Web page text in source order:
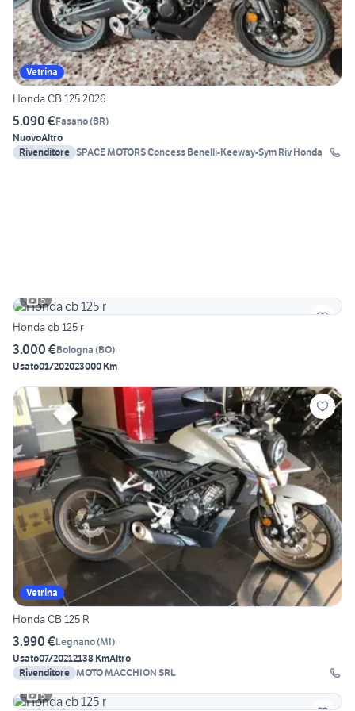
Vetrina
Honda CB 125 2026
5.090 €Fasano(BR)
NuovoAltro
Rivenditore
SPACE MOTORS Concess Benelli-Keeway-Sym Riv Honda
5
Honda cb 125 r
3.000 €Bologna (BO)
Usato01/202023000 Km
Vetrina
Honda CB 125 R
3.990 €Legnano(MI)
Usato07/20212138 KmAltro
Rivenditore MOTO MACCHION SRL
5